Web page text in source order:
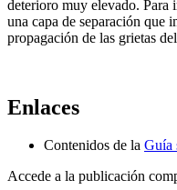
deterioro muy elevado. Para
una capa de separación que
propagación de las grietas
Enlaces
Contenidos de la Guía
Accede a la publicación